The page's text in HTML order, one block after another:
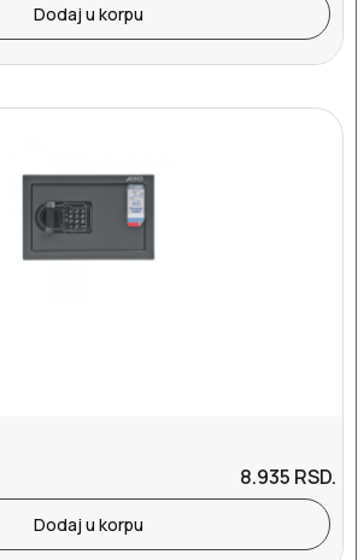
Dodaj u korpu
8.935 RSD.
Dodaj u korpu